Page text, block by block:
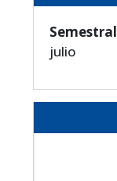
Semestral
julio